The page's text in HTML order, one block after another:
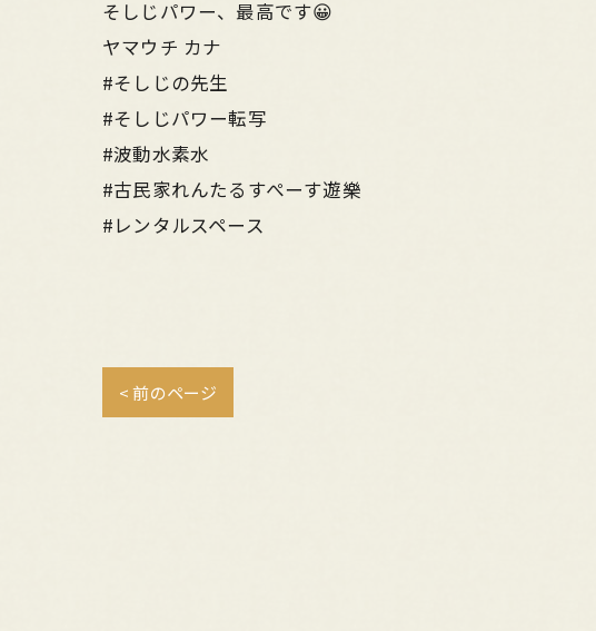
そしじパワー、最高です😀
ヤマウチ カナ
#そしじの先生
#そしじパワー転写
#波動水素水
#古民家れんたるすぺーす遊樂
#レンタルスペース
< 前のページ